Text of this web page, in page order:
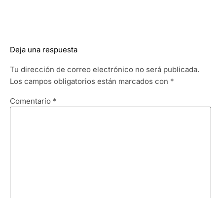
Deja una respuesta
Tu dirección de correo electrónico no será publicada.
Los campos obligatorios están marcados con *
Comentario *